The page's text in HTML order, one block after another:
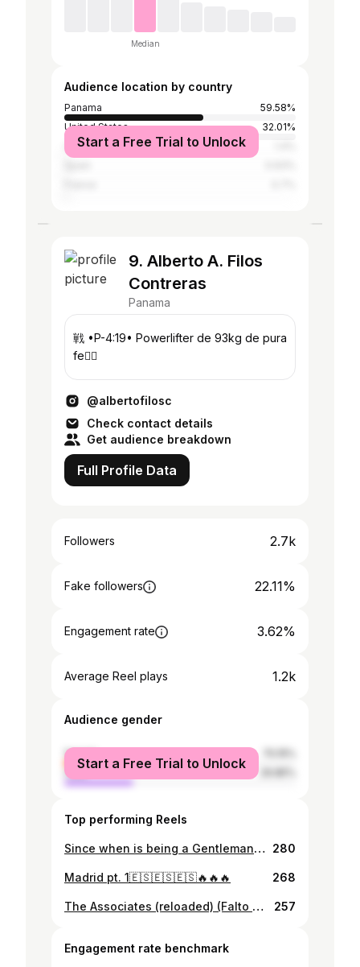
Median
Audience location by country
Panama
59.58%
United States
32.01%
Colombia
Start a Free Trial to Unlock
9. Alberto A. Filos
Contreras
Panama
戦 •P-4:19• Powerlifter de 93kg de pura
fe❤️‍🔥
@albertofilosc
Check contact details
Get audience breakdown
Full Profile Data
Followers 2.7k
Fake followers 22.11%
Engagement rate 3.62%
Average Reel plays 1.2k
Audience gender
female
male
Start a Free Trial to Unlock
Top performing Reels
Since when is being a Gentleman out of fashion? ✌ 280
Madrid pt. 1🇪🇸🇪🇸🇪🇸🔥🔥🔥 268
The Associates (reloaded) (Falto el mexicano) 257
Engagement rate benchmark